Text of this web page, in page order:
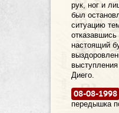
рук, ног и
был
ситуацию
настоящий
Диего.
08-08-1998
передышка